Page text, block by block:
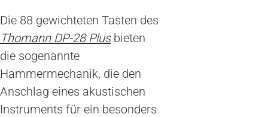
Die 88 gewichteten Tasten des
Thomann DP-28 Plusbieten
die sogenannte
Hammermechanik, die den
Anschlag eines akustischen
Instruments für ein besonders